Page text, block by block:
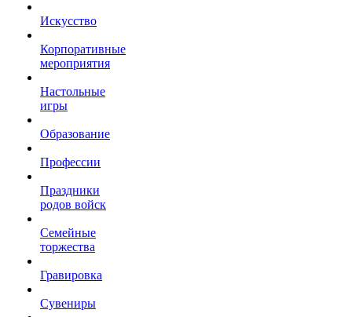
Искусство
Корпоративные
мероприятия
Настольные
игры
Образование
Профессии
Праздники
родов войск
Семейные
торжества
Гравировка
Сувениры